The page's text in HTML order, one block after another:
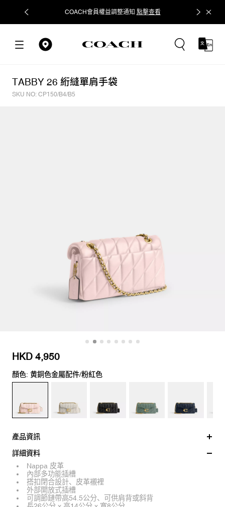
COACH會員權益調整通知 點擊查看 立即追蹤
TABBY 26 絎縫單肩手袋
SKU NO: CP150/B4/B5
HKD 4,950
顏色: 黄銅色金屬配件/粉紅色
產品資訊
詳細資料
Nappa 皮革
內部多功能插槽
搭扣閉合設計、皮革襯裡
外部開放式插槽
可調節鏈帶高54.5公分、可供肩背或斜背